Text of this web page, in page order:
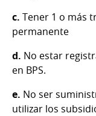
c. Tener 1 o más
permanente
d. No estar
en BPS.
e. No ser
utilizar los